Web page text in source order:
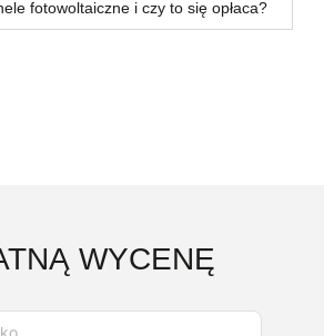
fotowoltaiczne i czy to się opłaca?
WYCENĘ